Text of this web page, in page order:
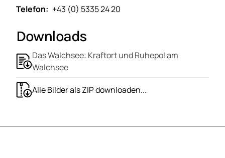
Telefon +43 (0) 5335 24 20
Downloads
Das Walchsee: Kraftort und Ruhepol am
Walchsee
Alle Bilder als ZIP downloaden...